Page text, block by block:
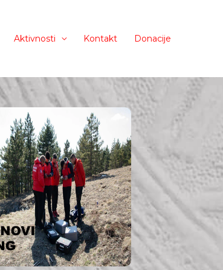
Aktivnosti Kontakt Donacije